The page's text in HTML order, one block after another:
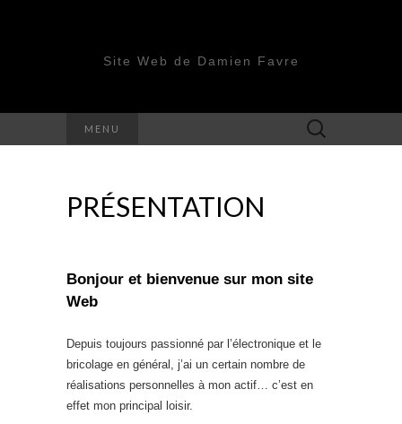
Site Web de Damien Favre
MENU Rechercher :
PRÉSENTATION
Bonjour et bienvenue sur mon site
Web
Depuis toujours passionné par l’électronique et le
bricolage en général, j’ai un certain nombre de
réalisations personnelles à mon actif… c’est en
effet mon principal loisir.